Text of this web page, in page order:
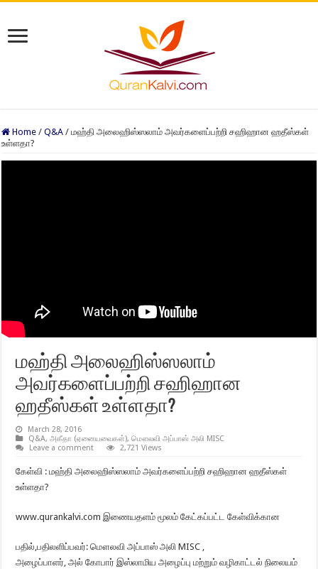
Home / Q&A / மஹ்தி அலைஹிஸ்ஸலாம் அவர்களைப்பற்றி சஹிஹான ஹதீஸ்கள்
உள்ளதா?
மஹ்தி அலைஹிஸ்ஸலாம்
அவர்களைப்பற்றி சஹிஹான
ஹதீஸ்கள் உள்ளதா?
March 28, 2016
Q&A,அகீதா (ஏனையவைகள்),மௌலவி அப்பாஸ் அலி MISC
Leave a comment
2,721 Views
கேள்வி : மஹ்தி அலைஹிஸ்ஸலாம் அவர்களைப்பற்றி சஹிஹான ஹதீஸ்கள்
உள்ளதா?
www.qurankalvi.com இணையதளம் மூலம் கேட்கப்பட்ட கேள்விக்கான
பதில்,பதிலளிப்பவர்: மௌலவி அப்பாஸ் அலி MISC ,
அழைப்பாளர், அல் கோபார் இஸ்லாமிய அழைப்பு மற்றும் வழிகாட்டல் நிலையம்